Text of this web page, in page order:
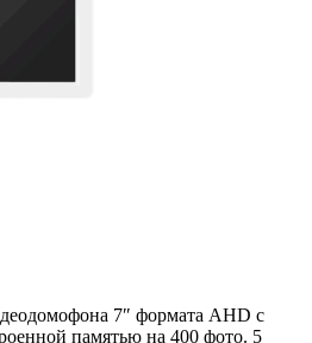
7″ формата AHD с
памятью на 400 фото. 5